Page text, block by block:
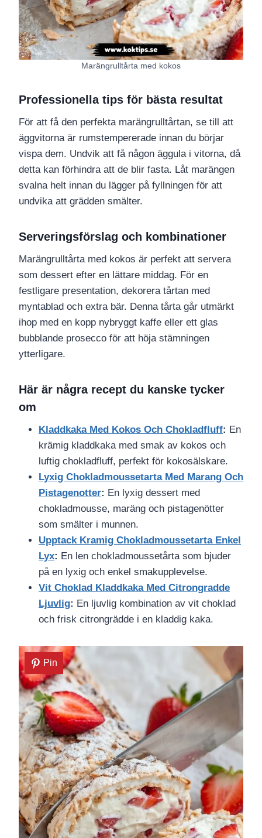
Marängrulltårta med kokos
Professionella tips för bästa resultat
För att få den perfekta marängrulltårtan, se till att
äggvitorna är rumstempererade innan du börjar
vispa dem. Undvik att få någon äggula i vitorna, då
detta kan förhindra att de blir fasta. Låt marängen
svalna helt innan du lägger på fyllningen för att
undvika att grädden smälter.
Serveringsförslag och kombinationer
Marängrulltårta med kokos är perfekt att servera
som dessert efter en lättare middag. För en
festligare presentation, dekorera tårtan med
myntablad och extra bär. Denna tårta går utmärkt
ihop med en kopp nybryggt kaffe eller ett glas
bubblande prosecco för att höja stämningen
ytterligare.
Här är några recept du kanske tycker
om
Kladdkaka Med Kokos Och Chokladfluff: En
krämig kladdkaka med smak av kokos och
luftig chokladfluff, perfekt för kokosälskare.
Lyxig Chokladmoussetarta Med Marang Och
Pistagenotter: En lyxig dessert med
chokladmousse, maräng och pistagenötter
som smälter i munnen.
Upptack Kramig Chokladmoussetarta Enkel
Lyx: En len chokladmoussetårta som bjuder
på en lyxig och enkel smakupplevelse.
Vit Choklad Kladdkaka Med Citrongradde
Ljuvlig: En ljuvlig kombination av vit choklad
och frisk citrongrädde i en kladdig kaka.
Pin